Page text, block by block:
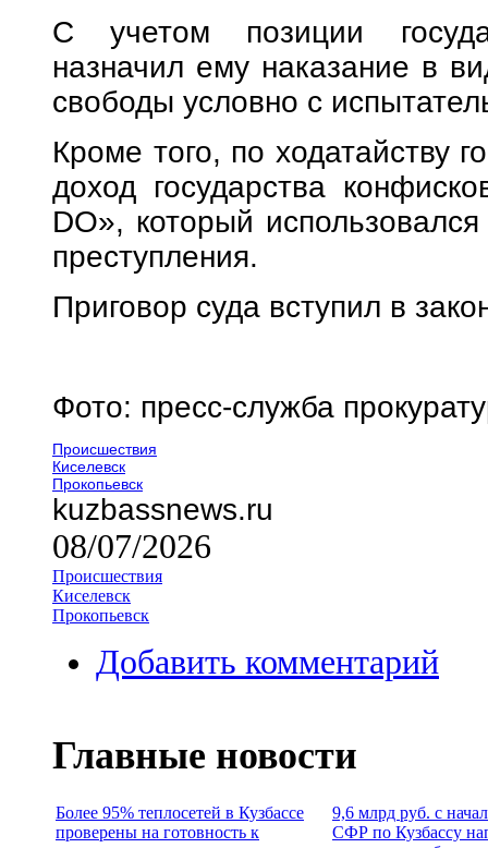
С учетом позиции
назначил ему наказание в
свободы условно с
Кроме того, по ходатайству
доход государства
DO», который
преступления.
Приговор суда вступил в
Фото: пресс-служба
Происшествия
Киселевск
Прокопьевск
kuzbassnews.ru
08/07/2026
Происшествия
Киселевск
Прокопьевск
Добавить комментарий
Главные новости
Более 95% теплосетей в Кузбассе
проверены на готовность к
9,6 млрд руб. с
СФР по Кузбассу